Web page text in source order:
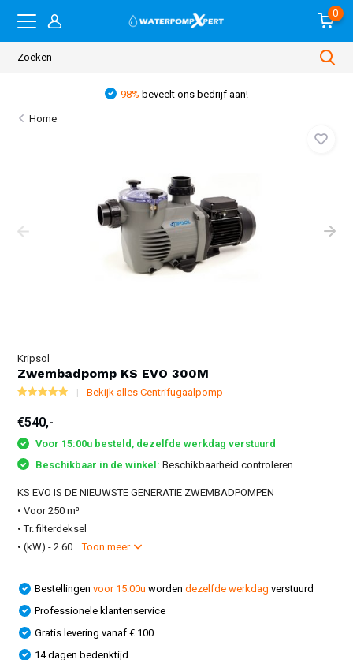
0
98% beveelt ons bedrijf aan!
Home
Kripsol
Zwembadpomp KS EVO 300M
Bekijk alles Centrifugaalpomp
€540,-
Voor 15:00u besteld, dezelfde werkdag verstuurd
Beschikbaar in de winkel:Beschikbaarheid controleren
KS EVO IS DE NIEUWSTE GENERATIE ZWEMBADPOMPEN
• Voor 250 m³
• Tr. filterdeksel
• (kW) - 2.60...Toon meer
Bestellingenvoor 15:00u worden dezelfde werkdag verstuurd
Professionele klantenservice
Gratis levering vanaf € 100
14 dagen bedenktijd